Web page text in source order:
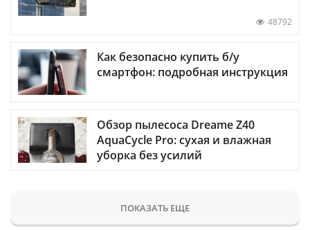
48792
Как безопасно купить б/у
смартфон: подробная инструкция
Обзор пылесоса Dreame Z40
AquaCycle Pro: сухая и влажная
уборка без усилий
ПОКАЗАТЬ ЕЩЕ